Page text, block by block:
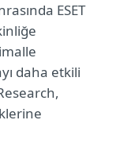
ESET
daha etkili